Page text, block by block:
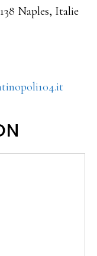
Naples, Italie